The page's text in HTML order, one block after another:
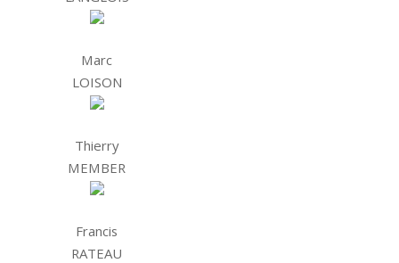
Marc
LOISON
Thierry
MEMBER
Francis
RATEAU